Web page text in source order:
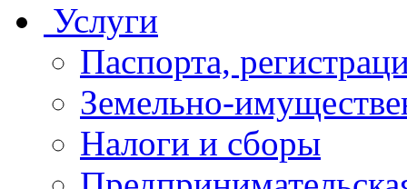
Услуги
Паспорта,
Земельно-
Налоги и сборы